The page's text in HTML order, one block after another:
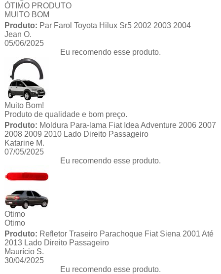
ÓTIMO PRODUTO
MUITO BOM
Produto: Par Farol Toyota Hilux Sr5 2002 2003 2004
Jean O.
05/06/2025
Eu recomendo esse produto.
Muito Bom!
Produto de qualidade e bom preço.
Produto: Moldura Para-lama Fiat Idea Adventure 2006 2007
2008 2009 2010 Lado Direito Passageiro
Katarine M.
07/05/2025
Eu recomendo esse produto.
Otimo
Otimo
Produto: Refletor Traseiro Parachoque Fiat Siena 2001 Até
2013 Lado Direito Passageiro
Maurício S.
30/04/2025
Eu recomendo esse produto.